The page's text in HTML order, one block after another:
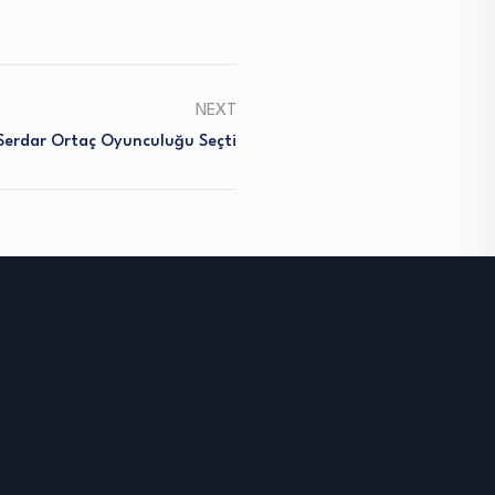
NEXT
Ortaç Oyunculuğu Seçti